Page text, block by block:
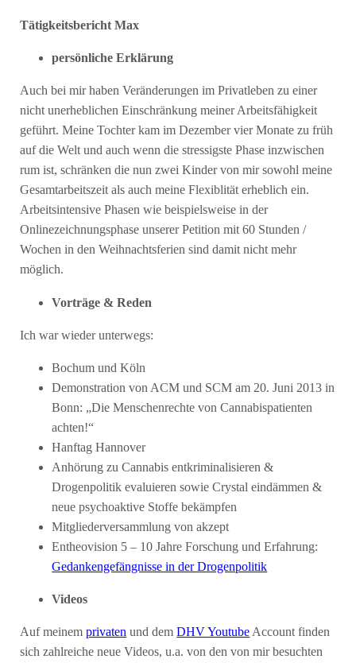
Tätigkeitsbericht Max
persönliche Erklärung
Auch bei mir haben Veränderungen im Privatleben zu einer
nicht unerheblichen Einschränkung meiner Arbeitsfähigkeit
geführt. Meine Tochter kam im Dezember vier Monate zu früh
auf die Welt und auch wenn die stressigste Phase inzwischen
rum ist, schränken die nun zwei Kinder von mir sowohl meine
Gesamtarbeitszeit als auch meine Flexiblität erheblich ein.
Arbeitsintensive Phasen wie beispielsweise in der
Onlinezeichnungsphase unserer Petition mit 60 Stunden /
Wochen in den Weihnachtsferien sind damit nicht mehr
möglich.
Vorträge & Reden
Ich war wieder unterwegs:
Bochum und Köln
Demonstration von ACM und SCM am 20. Juni 2013 in
Bonn: „Die Menschenrechte von Cannabispatienten
achten!“
Hanftag Hannover
Anhörung zu Cannabis entkriminalisieren &
Drogenpolitik evaluieren sowie Crystal eindämmen &
neue psychoaktive Stoffe bekämpfen
Mitgliederversammlung von akzept
Entheovision 5 – 10 Jahre Forschung und Erfahrung:
Gedankengefängnisse in der Drogenpolitik
Videos
Auf meinemprivaten und demDHV YoutubeAccount finden
sich zahlreiche neue Videos, u.a. von den von mir besuchten